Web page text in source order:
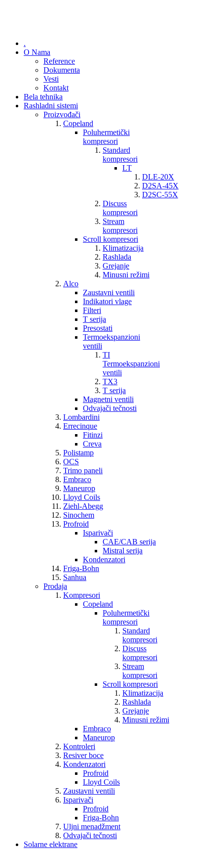
.
O Nama
Reference
Dokumenta
Vesti
Kontakt
Bela tehnika
Rashladni sistemi
Proizvođači
Copeland
Poluhermetički
kompresori
Standard
kompresori
LT
DLE-20X
D2SA-45X
D2SC-55X
Discuss
kompresori
Stream
kompresori
Scroll kompresori
Klimatizacija
Rashlada
Grejanje
Minusni režimi
Alco
Zaustavni ventili
Indikatori vlage
Filteri
T serija
Presostati
Termoekspanzioni
ventili
TI
Termoekspanzioni
ventili
TX3
T serija
Magnetni ventili
Odvajači tečnosti
Lombardini
Errecinque
Fitinzi
Creva
Polistamp
OCS
Trimo paneli
Embraco
Maneurop
Lloyd Coils
Ziehl-Abegg
Sinochem
Profroid
Isparivači
CAE/CAB serija
Mistral serija
Kondenzatori
Friga-Bohn
Sanhua
Prodaja
Kompresori
Copeland
Poluhermetički
kompresori
Standard
kompresori
Discuss
kompresori
Stream
kompresori
Scroll kompresori
Klimatizacija
Rashlada
Grejanje
Minusni režimi
Embraco
Maneurop
Kontroleri
Resiver boce
Kondenzatori
Profroid
Lloyd Coils
Zaustavni ventili
Isparivači
Profroid
Friga-Bohn
Uljni menadžment
Odvajači tečnosti
Solarne elektrane